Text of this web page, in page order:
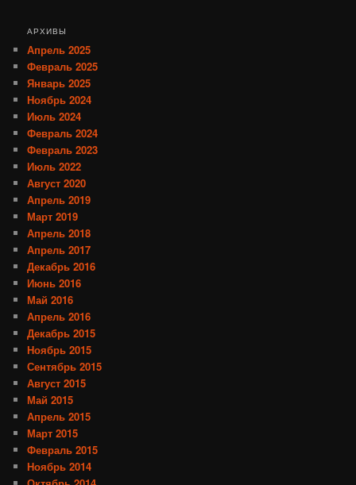
АРХИВЫ
Апрель 2025
Февраль 2025
Январь 2025
Ноябрь 2024
Июль 2024
Февраль 2024
Февраль 2023
Июль 2022
Август 2020
Апрель 2019
Март 2019
Апрель 2018
Апрель 2017
Декабрь 2016
Июнь 2016
Май 2016
Апрель 2016
Декабрь 2015
Ноябрь 2015
Сентябрь 2015
Август 2015
Май 2015
Апрель 2015
Март 2015
Февраль 2015
Ноябрь 2014